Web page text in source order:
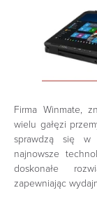
Firma Winmate,
wielu gałęzi
sprawdzą się w
najnowsze
doskonałe
zapewniając